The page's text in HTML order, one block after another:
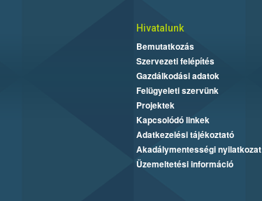
Hivatalunk
Bemutatkozás
Szervezeti felépítés
Gazdálkodási adatok
Felügyeleti szervünk
Projektek
Kapcsolódó linkek
Adatkezelési tájékoztató
Akadálymentességi nyilatkozat
Üzemeltetési információ